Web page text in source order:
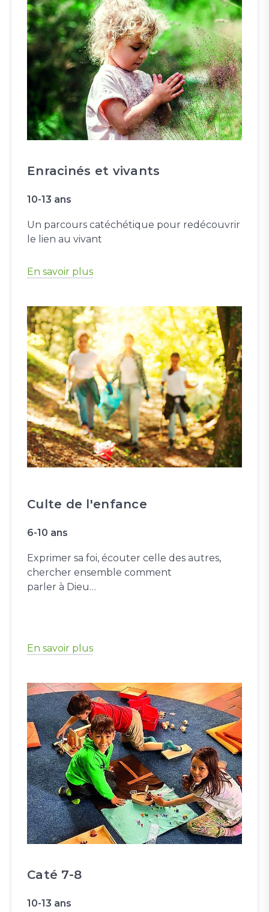
Enracinés et vivants
10-13 ans
Un parcours catéchétique pour redécouvrir
le lien au vivant
En savoir plus
Culte de l'enfance
6-10 ans
Exprimer sa foi, écouter celle des autres,
chercher ensemble comment
parler à Dieu…
En savoir plus
Caté 7-8
10-13 ans